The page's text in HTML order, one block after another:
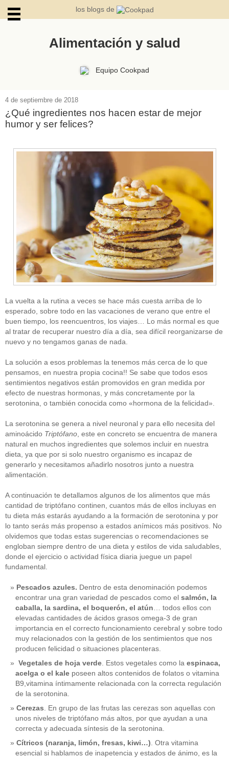
los blogs de
Alimentación y salud
Equipo Cookpad
4 de septiembre de 2018
¿Qué ingredientes nos hacen estar de mejor
humor y ser felices?
La vuelta a la rutina a veces se hace más cuesta arriba de lo
esperado, sobre todo en las vacaciones de verano que entre el
buen tiempo, los reencuentros, los viajes… Lo más normal es que
al tratar de recuperar nuestro día a día, sea difícil reorganizarse de
nuevo y no tengamos ganas de nada.
La solución a esos problemas la tenemos más cerca de lo que
pensamos, en nuestra propia cocina!! Se sabe que todos esos
sentimientos negativos están promovidos en gran medida por
efecto de nuestras hormonas, y más concretamente por la
serotonina, o también conocida como «hormona de la felicidad».
La serotonina se genera a nivel neuronal y para ello necesita del
aminoácido Triptófano, este en concreto se encuentra de manera
natural en muchos ingredientes que solemos incluir en nuestra
dieta, ya que por si solo nuestro organismo es incapaz de
generarlo y necesitamos añadirlo nosotros junto a nuestra
alimentación.
A continuación te detallamos algunos de los alimentos que más
cantidad de triptófano continen, cuantos más de ellos incluyas en
tu dieta más estarás ayudando a la formación de serotonina y por
lo tanto serás más propenso a estados anímicos más positivos. No
olvidemos que todas estas sugerencias o recomendaciones se
engloban siempre dentro de una dieta y estilos de vida saludables,
donde el ejercicio o actividad física diaria juegue un papel
fundamental.
Pescados azules. Dentro de esta denominación podemos
encontrar una gran variedad de pescados como el salmón, la
caballa, la sardina, el boquerón, el atún… todos ellos con
elevadas cantidades de ácidos grasos omega-3 de gran
importancia en el correcto funcionamiento cerebral y sobre todo
muy relacionados con la gestión de los sentimientos que nos
producen felicidad o situaciones placenteras.
Vegetales de hoja verde. Estos vegetales como la espinaca,
acelga o el kale poseen altos contenidos de folatos o vitamina
B9,vitamina íntimamente relacionada con la correcta regulación
de la serotonina.
Cerezas. En grupo de las frutas las cerezas son aquellas con
unos niveles de triptófano más altos, por que ayudan a una
correcta y adecuada síntesis de la serotonina.
Cítricos (naranja, limón, fresas, kiwi…). Otra vitamina
esencial si hablamos de inapetencia y estados de ánimo, es la